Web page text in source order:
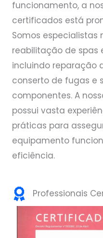
funcionamento, a
certificados está
Somos especialistas
reabilitação de spas
incluindo reparação
conserto de fugas e
componentes. A
possui vasta
práticas para
equipamento
eficiência.
Professionais